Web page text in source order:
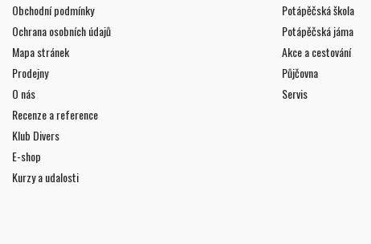
Obchodní podmínky
Ochrana osobních údajů
Mapa stránek
Prodejny
O nás
Recenze a reference
Klub Divers
E-shop
Kurzy a udalosti
Potápěčská škola
Potápěčská jáma
Akce a cestování
Půjčovna
Servis